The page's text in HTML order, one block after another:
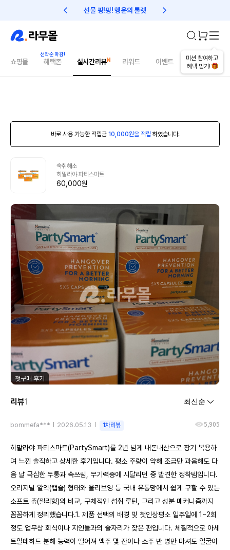
선물 팡!팡! 행운의 룰렛 친구초대 1만원 리워드!
미션 참여하고
혜택 받기!
쇼핑몰 혜택존 실시간리뷰 리워드 이벤트 건강매거진
바로 사용 가능한 적립금 10,000원을 적립 하였습니다.
숙취해소
히말라야 파티스마트
60,000원
첫구매 후기
리뷰1
bommefa*** 2026.05.13 1차리뷰 5,905
히말라야 파티스마트(PartySmart)를 2년 넘게 내돈내산으로 장기 복용하
며 느낀 솔직하고 상세한 후기입니다. 평소 주량이 약해 조금만 과음해도 다
음 날 극심한 두통과 속쓰림, 무기력증에 시달리던 중 발견한 정착템입니다.
오리지널 알약(캡슐) 형태와 올리브영 등 국내 유통망에서 쉽게 구할 수 있는
소프트 츄(젤리형)의 비교, 구체적인 섭취 루틴, 그리고 성분 메커니즘까지
꼼꼼하게 정리했습니다.1. 제품 선택의 배경 및 첫인상평소 일주일에 1~2회
정도 업무상 회식이나 지인들과의 술자리가 잦은 편입니다. 체질적으로 아세
트알데히드 분해 능력이 떨어져 맥주 몇 잔이나 소주 반 병만 마셔도 얼굴이